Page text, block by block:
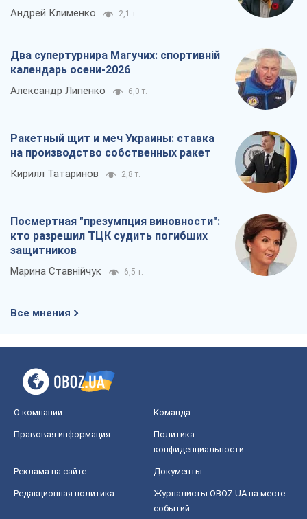
Андрей Клименко 2,1 т.
Два супертурнира Магучих: спортивній
календарь осени-2026
Александр Липенко 6,0 т.
Ракетный щит и меч Украины: ставка
на производство собственных ракет
Кирилл Татаринов 2,8 т.
Посмертная "презумпция виновности":
кто разрешил ТЦК судить погибших
защитников
Марина Ставнійчук 6,5 т.
Все мнения
О компании Команда
Правовая информация
Политика
конфиденциальности
Реклама на сайте Документы
Редакционная политика
Журналисты OBOZ.UA на месте
событий